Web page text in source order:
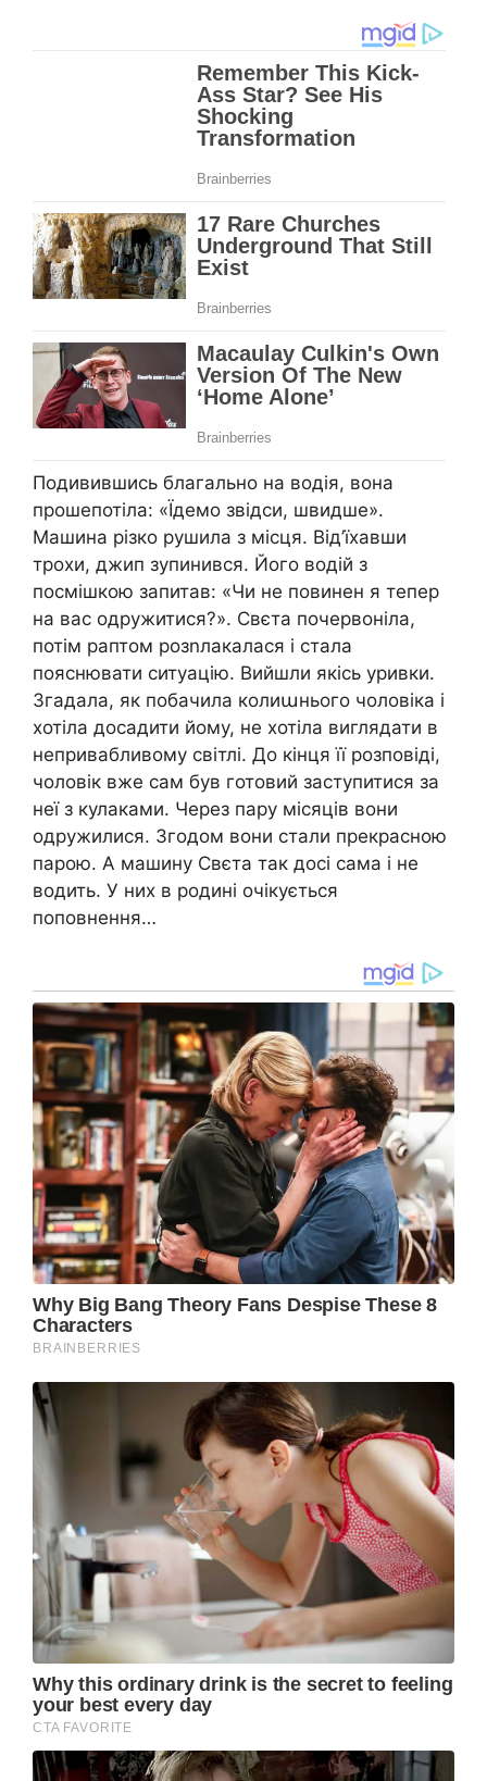
Подивившись благально на водія, вона
прошепотіла: «Їдемо звідси, швидше».
Машина різко рушила з місця. Від’їхавши
трохи, джип зупинився. Його водій з
посмішкою запитав: «Чи не повинен я тепер
на вас одружитися?». Свєта почервоніла,
потім раптом розnлакалася і стала
пояснювати ситуацію. Вийшли якісь уривки.
Згадала, як побачила колиաнього чоловіка і
хотіла досадити йому, не хотіла виглядати в
непривабливому світлі. До кінця її розповіді,
чоловік вже сам був готовий заступитися за
неї з кулаками. Через пару місяців вони
одружилися. Згодом вони стали прекрасною
парою. А машину Свєта так досі сама і не
водить. У них в родині очікується
поповнення…